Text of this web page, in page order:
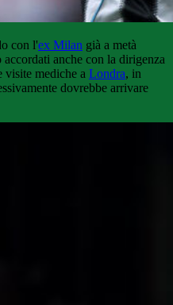
con l'ex Milan già a metà
anche con la dirigenza
visite mediche a Londra, in
dovrebbe arrivare